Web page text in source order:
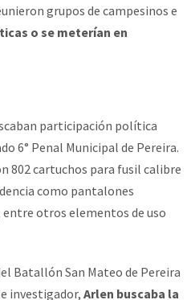
grupos de campesinos e
o se meterían en
participación política
6° Penal Municipal de Pereira.
802 cartuchos para fusil calibre
como pantalones
otros elementos de uso
Batallón San Mateo de Pereira
investigador, Arlen buscaba la